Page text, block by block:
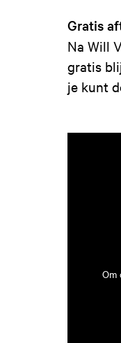
Gratis
Na Will
gratis
je kunt
Om